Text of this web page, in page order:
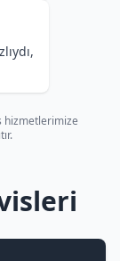
hizmetlerimize